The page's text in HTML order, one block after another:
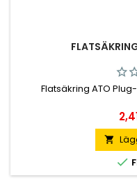
Flatsäkring ATO
Pris

